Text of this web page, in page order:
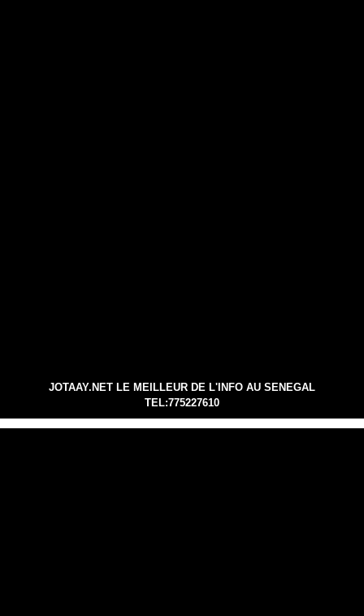
JOTAAY.NET LE MEILLEUR DE L'INFO AU SENEGAL
TEL:775227610